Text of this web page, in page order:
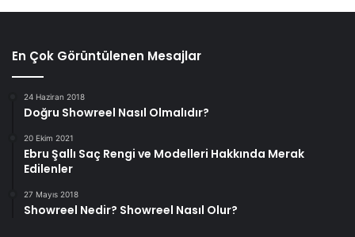
En Çok Görüntülenen Mesajlar
24 Haziran 2018
Doğru Showreel Nasıl Olmalıdır?
20 Ekim 2021
Ebru Şallı Saç Rengi ve Modelleri Hakkında Merak
Edilenler
27 Mayıs 2018
Showreel Nedir? Showreel Nasıl Olur?